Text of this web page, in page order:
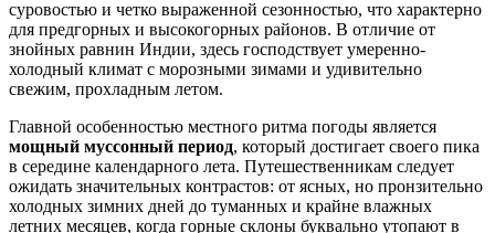
суровостью и четко выраженной сезонностью, что характерно
для предгорных и высокогорных районов. В отличие от
знойных равнин Индии, здесь господствует умеренно-
холодный климат с морозными зимами и удивительно
свежим, прохладным летом.
Главной особенностью местного ритма погоды является
мощный муссонный период, который достигает своего пика
в середине календарного лета. Путешественникам следует
ожидать значительных контрастов: от ясных, но пронзительно
холодных зимних дней до туманных и крайне влажных
летних месяцев, когда горные склоны буквально утопают в